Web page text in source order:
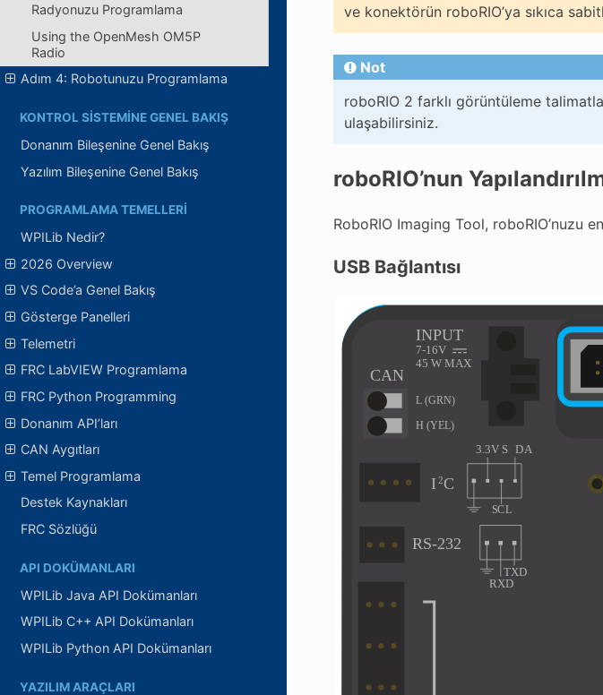
Radyonuzu Programlama
Using the OpenMesh OM5P
Radio
Adım 4: Robotunuzu Programlama
KONTROL SISTEMINE GENEL BAKIŞ
Donanım Bileşenine Genel Bakış
Yazılım Bileşenine Genel Bakış
PROGRAMLAMA TEMELLERI
WPILib Nedir?
2026 Overview
VS Code’a Genel Bakış
Gösterge Panelleri
Telemetri
FRC LabVIEW Programlama
FRC Python Programming
Donanım API’ları
CAN Aygıtları
Temel Programlama
Destek Kaynakları
FRC Sözlüğü
API DOKÜMANLARI
WPILib Java API Dokümanları
WPILib C++ API Dokümanları
WPILib Python API Dokümanları
YAZILIM ARAÇLARI
ve konektörün roboRIO’ya sıkıca
Not
roboRIO 2 farklı görüntüleme
ulaşabilirsiniz.
roboRIO’nun
RoboRIO Imaging Tool, roboRIO’nuzu
USB Bağlantısı